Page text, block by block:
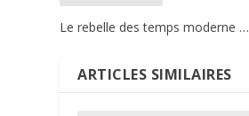
Le rebelle des temps moderne …
ARTICLES SIMILAIRES